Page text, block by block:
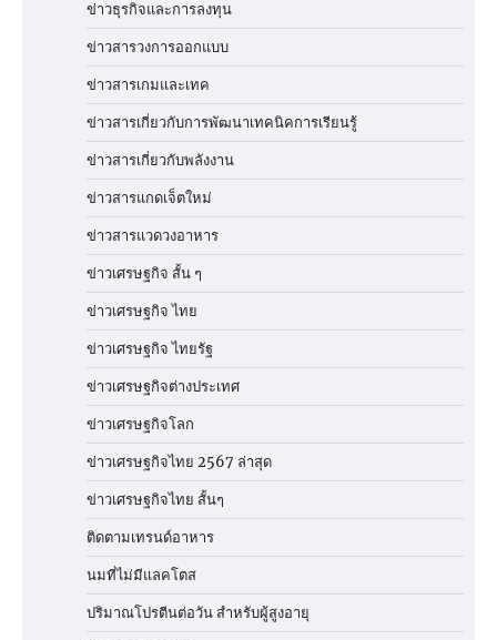
ข่าวธุรกิจและการลงทุน
ข่าวสารวงการออกแบบ
ข่าวสารเกมและเทค
ข่าวสารเกี่ยวกับการพัฒนาเทคนิคการเรียนรู้
ข่าวสารเกี่ยวกับพลังงาน
ข่าวสารแกดเจ็ตใหม่
ข่าวสารแวดวงอาหาร
ข่าวเศรษฐกิจ สั้น ๆ
ข่าวเศรษฐกิจ ไทย
ข่าวเศรษฐกิจ ไทยรัฐ
ข่าวเศรษฐกิจต่างประเทศ
ข่าวเศรษฐกิจโลก
ข่าวเศรษฐกิจไทย 2567 ล่าสุด
ข่าวเศรษฐกิจไทย สั้นๆ
ติดตามเทรนด์อาหาร
นมที่ไม่มีแลคโตส
ปริมาณโปรตีนต่อวัน สำหรับผู้สูงอายุ